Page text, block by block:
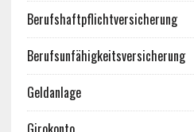
Berufshaftpflichtversicherung
Berufsunfähigkeitsversicherung
Geldanlage